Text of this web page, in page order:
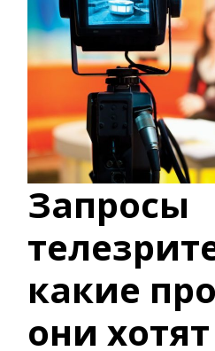
Запросы
какие
они хотят